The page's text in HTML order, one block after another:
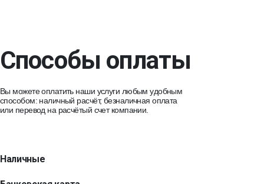
Способы оплаты
Вы можете оплатить наши услуги любым удобным
способом: наличный расчёт, безналичная оплата
или перевод на расчётый счет компании.
Наличные